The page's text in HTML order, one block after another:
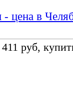
- цена в
руб,